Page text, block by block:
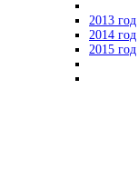
2013 год
2014 год
2015 год